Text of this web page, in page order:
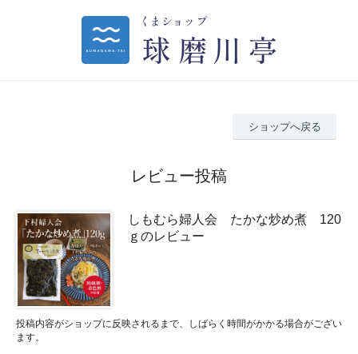
ショップへ戻る
レビュー投稿
しもむら婦人会 たかな炒め煮 120
ｇのレビュー
投稿内容がショップに反映されるまで、しばらく時間がかかる場合がござい
ます。